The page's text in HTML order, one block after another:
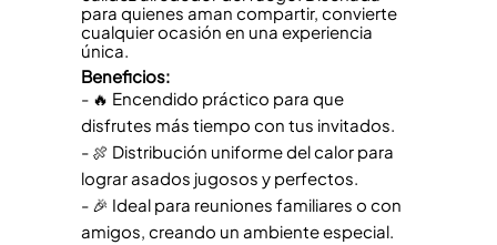
para quienes aman compartir, convierte
cualquier ocasión en una experiencia
única.
Beneficios:
- 🔥 Encendido práctico para que
disfrutes más tiempo con tus invitados.
- 🍖 Distribución uniforme del calor para
lograr asados jugosos y perfectos.
- 🎉 Ideal para reuniones familiares o con
amigos, creando un ambiente especial.